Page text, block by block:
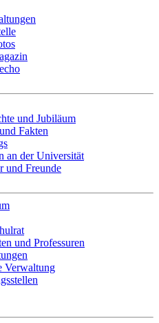
und Jubiläum
Fakten
an der Universität
und Freunde
und Professuren
Verwaltung